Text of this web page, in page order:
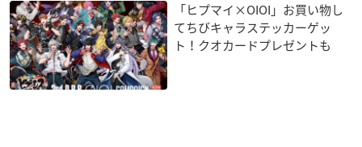
「ヒプマイ×OIOI」お買い物し
てちびキャラステッカーゲッ
ト！クオカードプレゼントも